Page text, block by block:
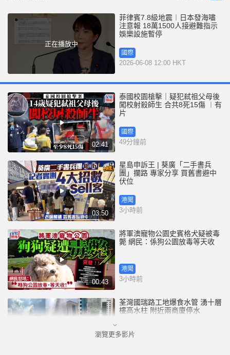
正在播放中
菲律賓7.8級地震︱日本發海嘯
注意報 18萬1500人接避難指示
娛樂設施暫停
國際
2026-06-08 12:00 HKT
02:41
泰國校園槍擊｜疑犯弒祖父母後
闖校射殺師生 合共8死15傷 ︱有
片
國際
49分鐘前
03:50
星島申訴王 | 葵廣「二手書兵
團」攔路 專家分享 買舊書避中
伏位
港聞
3小時前
00:43
將軍澳寵物公園史賓格犬疑被毒
斃 網民：係狗公園放毒等天收
港聞
3小時前
荃灣國瑞路工地爆食水管 湧十層
樓高水柱 附近兩商廈停水
港聞
瀏覽更多影片